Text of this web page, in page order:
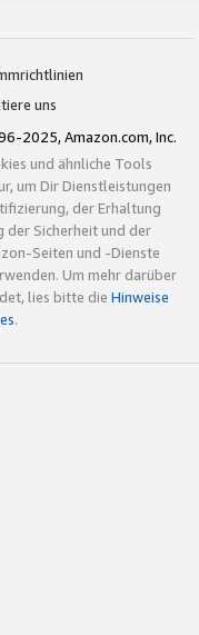
uns
2025, Amazon.com, Inc.
und ähnliche Tools
um Dir Dienstleistungen
der Erhaltung
der Sicherheit und der
Seiten und -Dienste
Um mehr darüber
lies bitte die Hinweise
.